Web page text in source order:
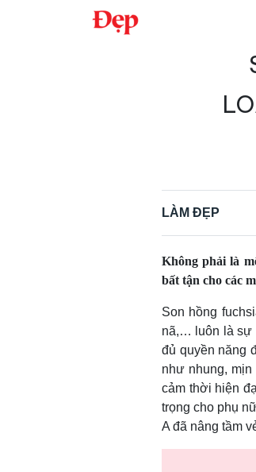
LÀM ĐẸP
Không phải là
bất tận cho các
Son hồng
nã,… luôn là sự
đủ quyền năng
như nhung,
cảm thời hiện
trọng cho phụ
A đã nâng tầm